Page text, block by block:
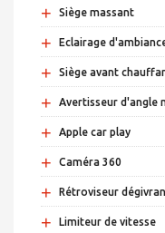
+ Siège massant
+ Eclairage
+ Siège avant
+ Avertisseur d'angle
+ Apple car play
+ Caméra 360
+ Rétroviseur
+ Limiteur de vitesse